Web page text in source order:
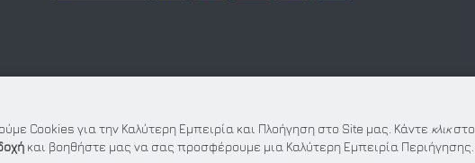
Cookies για την Καλύτερη Εμπειρία και Πλοήγηση στο Site μας. Κάντε κλικστο
και βοηθήστε μας να σας προσφέρουμε μια Καλύτερη Εμπειρία Περιήγησης.